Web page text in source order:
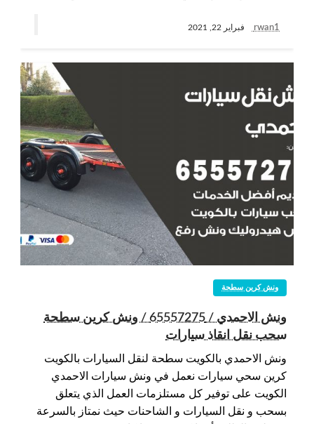
rwan1 فبراير 22, 2021
ونش كرين سطحة
ونش الاحمدي / 65557275 / ونش كرين سطحة
سحب نقل انقاذ سيارات
ونش الاحمدي بالكويت سطحة لنقل السيارات بالكويت
كرين سحي سيارات نعمل في ونش سيارات الاحمدي
الكويت على توفير كل مستلزمات العمل الذي يتعلق
بسحب و نقل السيارات و الشاحنات حيث نمتاز بالسرعة